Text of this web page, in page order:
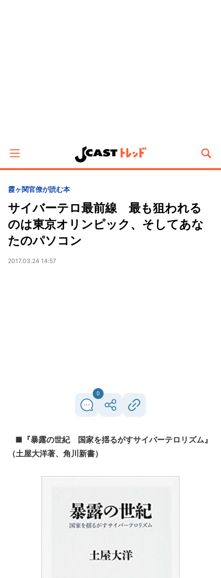
霞ヶ関官僚が読む本
サイバーテロ最前線 最も狙われる
のは東京オリンピック、そしてあな
たのパソコン
2017.03.24 14:57
0
■『暴露の世紀 国家を揺るがすサイバーテロリズム』
（土屋大洋著、角川新書）